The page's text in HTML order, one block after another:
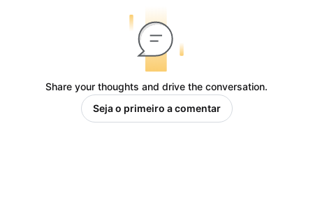
Share your thoughts and drive the conversation.
Seja o primeiro a comentar